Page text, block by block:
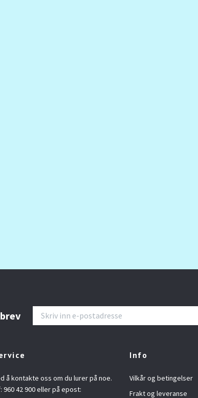
å kontakte oss om du lurer på noe.
960 42 900 eller på epost:
Info
Vilkår og betingelser
Frakt og leveranse